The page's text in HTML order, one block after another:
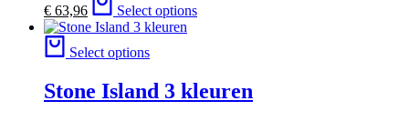
€ 63,96 Select options
Select options
Stone Island 3 kleuren